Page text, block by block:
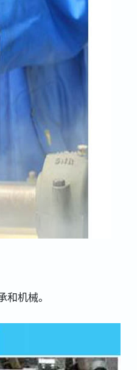
机械。